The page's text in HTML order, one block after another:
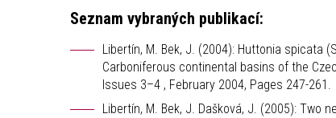
Seznam vybraných publikací:
Libertín, M. Bek, J. (2004): Huttonia spicata
Carboniferous continental basins of the
Issues 3–4 , February 2004, Pages 247-261.
Libertín, M. Bek, J. Dašková, J. (2005): Two